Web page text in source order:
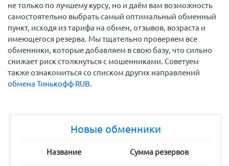
не только по лучшему курсу, но и даём вам возможность
самостоятельно выбрать самый оптимальный обменный
пункт, исходя из тарифа на обмен, отзывов, возраста и
имеющегося резерва. Мы тщательно проверяем все
обменники, которые добавляем в свою базу, что сильно
снижает риск столкнуться с мошенниками. Советуем
также ознакомиться со списком других направлений
обмена Тинькофф RUB.
Новые обменники
Название Сумма резервов